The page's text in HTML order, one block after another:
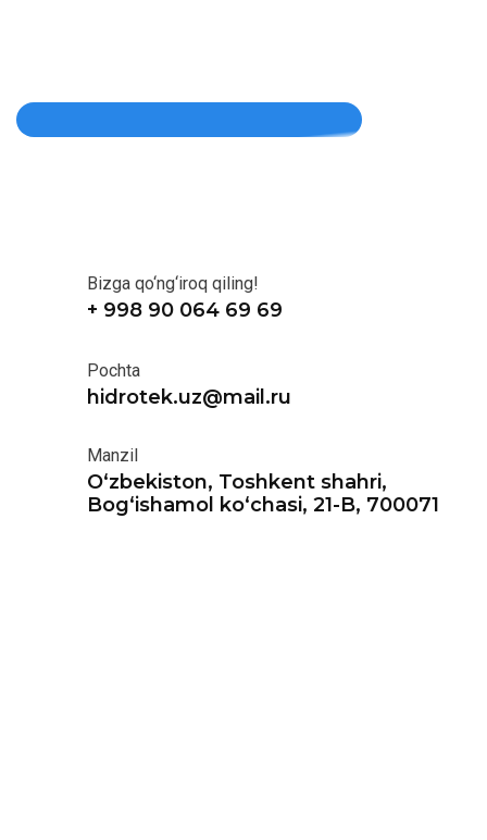
Bizga qo‘ng‘iroq qiling!
+ 998 90 064 69 69
Pochta
hidrotek.uz@mail.ru
Manzil
O‘zbekiston, Toshkent shahri,
Bog‘ishamol ko‘chasi, 21-B, 700071